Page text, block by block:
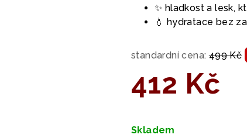
hvězdiček.
✨ hladkost a lesk,
💧 hydratace bez
standardní cena: 499 Kč
412 Kč
cena:
Skladem